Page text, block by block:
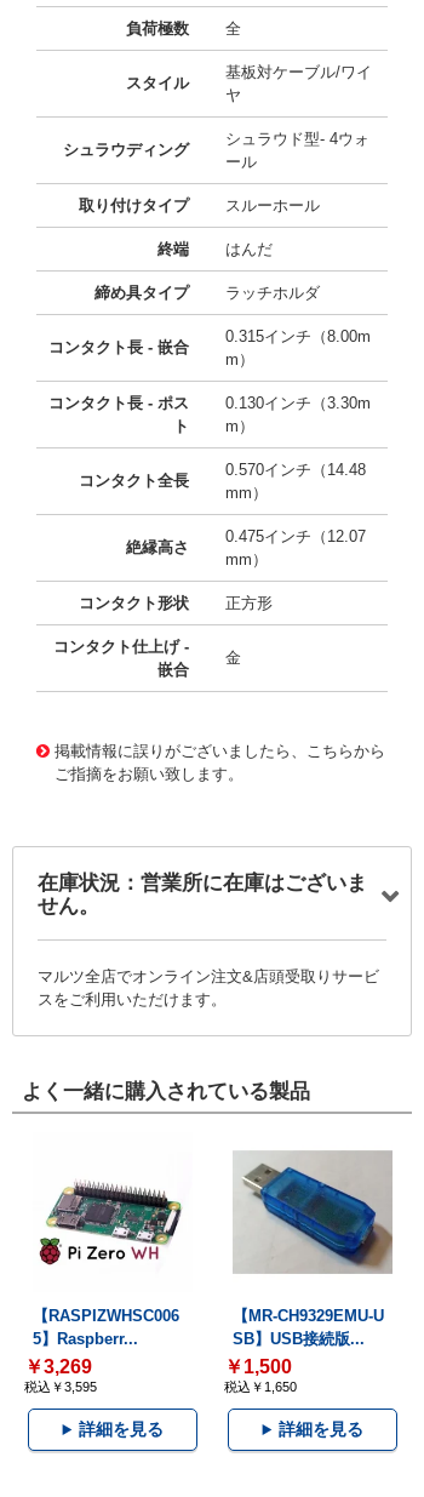
負荷極数 全
スタイル
基板対ケーブル/ワイ
ヤ
シュラウディング
シュラウド型- 4ウォ
ール
取り付けタイプ スルーホール
終端 はんだ
締め具タイプ ラッチホルダ
コンタクト長 - 嵌合
0.315インチ（8.00m
m）
コンタクト長 - ポス
ト
0.130インチ（3.30m
m）
コンタクト全長
0.570インチ（14.48
mm）
絶縁高さ
0.475インチ（12.07
mm）
コンタクト形状 正方形
コンタクト仕上げ -
嵌合
金
掲載情報に誤りがございましたら、こちらから
ご指摘をお願い致します。
在庫状況：営業所に在庫はございま
せん。
マルツ全店でオンライン注文&店頭受取りサービ
スをご利用いただけます。
よく一緒に購入されている製品
【RASPIZWHSC006
5】Raspberr...
￥3,269
税込￥3,595
詳細を見る
【MR-CH9329EMU-U
SB】USB接続版...
￥1,500
税込￥1,650
詳細を見る